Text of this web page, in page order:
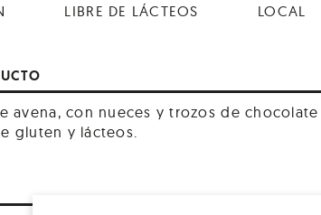
LIBRE DE LÁCTEOS LOCAL
avena, con nueces y trozos de chocolate
gluten y lácteos.